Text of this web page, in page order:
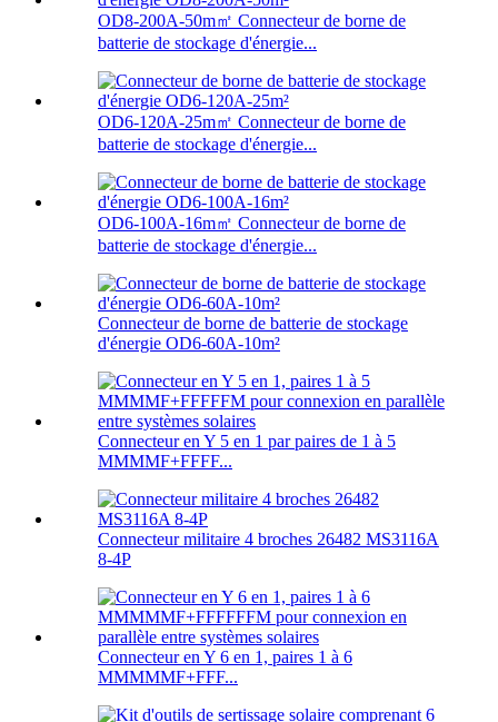
OD8-200A-50m㎡ Connecteur de borne de
batterie de stockage d'énergie...
OD6-120A-25m㎡ Connecteur de borne de
batterie de stockage d'énergie...
OD6-100A-16m㎡ Connecteur de borne de
batterie de stockage d'énergie...
Connecteur de borne de batterie de stockage
d'énergie OD6-60A-10m²
Connecteur en Y 5 en 1 par paires de 1 à 5
MMMMF+FFFF...
Connecteur militaire 4 broches 26482 MS3116A
8-4P
Connecteur en Y 6 en 1, paires 1 à 6
MMMMMF+FFF...